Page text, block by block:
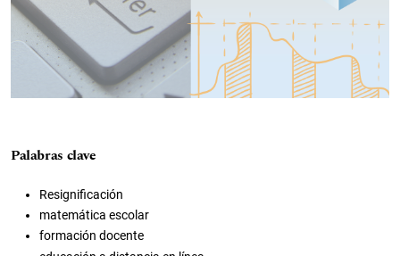
Palabras clave
Resignificación
matemática escolar
formación docente